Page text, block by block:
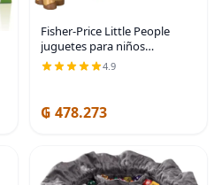
Fisher-Price Little People
juguetes para niños
pequeños de granja
de rol Edades 1+ años | 8
4.9
₲ 478.273